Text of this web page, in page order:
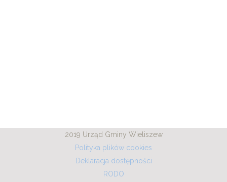
2019 Urząd Gminy Wieliszew
Polityka plików cookies
Deklaracja dostępności
RODO